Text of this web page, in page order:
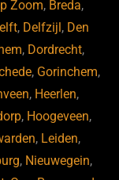
Zoom, Breda,
, Delfzijl , Den
, Dordrecht,
, Gorinchem,
, Heerlen,
, Hoogeveen,
, Leiden,
, Nieuwegein,